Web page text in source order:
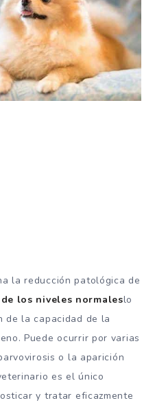
la reducción patológica de
los niveles normaleslo
de la capacidad de la
Puede ocurrir por varias
o la aparición
es el único
y tratar eficazmente